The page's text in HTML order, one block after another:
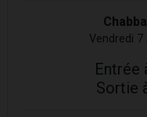
Vendredi
Entrée
Sortie